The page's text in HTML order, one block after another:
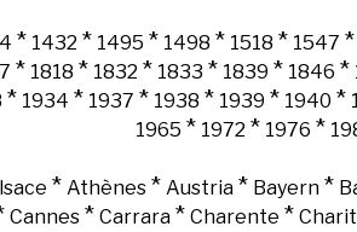
* 1432 * 1495 * 1498 * 1518 * 1547 *
* 1818 * 1832 * 1833 * 1839 * 1846 *
* 1934 * 1937 * 1938 * 1939 * 1940 *
1965 * 1972 * 1976 *
* Athènes* Austria* Bayern*
Cannes* Carrara* Charente *